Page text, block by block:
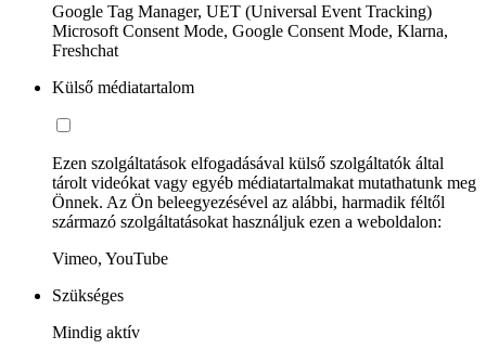
Google Tag Manager, UET (Universal Event Tracking)
Microsoft Consent Mode, Google Consent Mode, Klarna,
Freshchat
Külső médiatartalom
Ezen szolgáltatások elfogadásával külső szolgáltatók által
tárolt videókat vagy egyéb médiatartalmakat mutathatunk meg
Önnek. Az Ön beleegyezésével az alábbi, harmadik féltől
származó szolgáltatásokat használjuk ezen a weboldalon:
Vimeo, YouTube
Szükséges
Mindig aktív